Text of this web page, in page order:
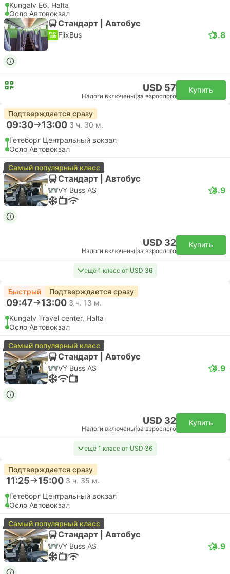
Kungalv E6, Halta
Осло Автовокзал
Стандарт | Автобус
FlixBus 3.8
USD 57
Налоги включены за взрослого
Купить
Подтверждается сразу
09:30 13:00 3 ч. 30 м.
Гетеборг Центральный вокзал
Осло Автовокзал
Самый популярный класс
Стандарт | Автобус
VY Buss AS 4.9
USD 32
Налоги включены за взрослого
Купить
ещё 1 класс от USD 36
Быстрый Подтверждается сразу
09:47 13:00 3 ч. 13 м.
Kungalv Travel center, Halta
Осло Автовокзал
Самый популярный класс
Стандарт | Автобус
VY Buss AS 4.9
USD 32
Налоги включены за взрослого
Купить
ещё 1 класс от USD 36
Подтверждается сразу
11:25 15:00 3 ч. 35 м.
Гетеборг Центральный вокзал
Осло Автовокзал
Самый популярный класс
Стандарт | Автобус
VY Buss AS 4.9